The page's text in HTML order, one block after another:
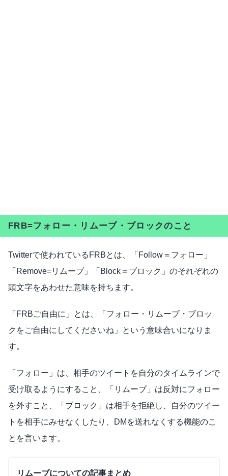
FRB=フォロー・リムーブ・ブロックのこと
Twitterで使われているFRBとは、「Follow＝フォロー」
「Remove=リムーブ」「Block＝ブロック」のそれぞれの
頭文字をあわせた意味を持ちます。
「FRBご自由に」とは、「フォロー・リムーブ・ブロッ
クをご自由にしてくださいね」という意味合いになりま
す。
「フォロー」は、相手のツイートを自分のタイムラインで
受け取るようにすること、「リムーブ」は反対にフォロー
を外すこと、「ブロック」は相手を拒絶し、自分のツイー
トを相手にみせなくしたり、DMを送れなくする機能のこ
とを言います。
リムーブについての記事まとめ